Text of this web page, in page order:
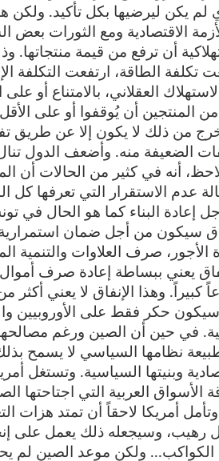
لم يكن ليرضيها بكل تأكيد. ولكن
الاقتصادية ومع الثورات
أن ترفع من قيمة منتجاتها.
تكلفة الطاقة، ارتفعت التكلفة
العقلاني، بالامتناع أو
المنتجين أن يُوقفوا أو على
من ذلك لا يكون إلا عن طريق
الضعيفة منه. وأضعف الدول
أنه في كثير من الحالات أن
عدم الاستقرار التي تعرفها كل
إعادة البناء كما هو الحال في
سيكون من أجل ضمان استمرارية
الأجور، صرف العلاوات والتنمية
يعني ببساطة إعادة صرف
كبيراً. وهذا الإنفاق لا يعني
حكر فقط على الأوروبيين
في حين أن الصين ورغم
نظامها السياسي لا يسمح
وبنيتها السياسية. وتستغل
الأسواق العربية التي اجتاحتها الصين
أمريكا لاحقاً أن تمتد هزات
رهيب، وسيجعله ذلك يعمل على
ولكن موعد الصين لم يحن